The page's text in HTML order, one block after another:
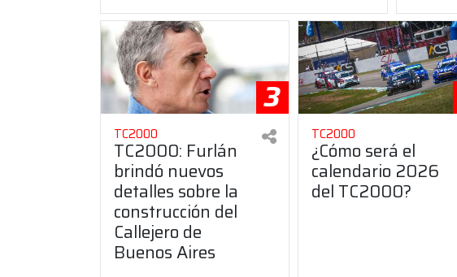
3
TC2000
TC2000: Furlán
brindó nuevos
detalles sobre la
construcción del
Callejero de
Buenos Aires
TC2000
¿Cómo será el
calendario 2026
del TC2000?